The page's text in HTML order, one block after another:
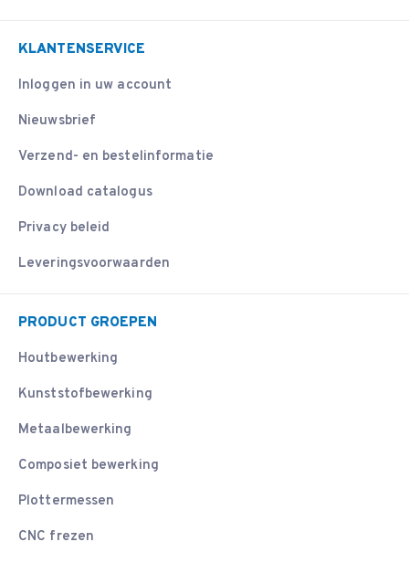
KLANTENSERVICE
Inloggen in uw account
Nieuwsbrief
Verzend- en bestelinformatie
Download catalogus
Privacy beleid
Leveringsvoorwaarden
PRODUCT GROEPEN
Houtbewerking
Kunststofbewerking
Metaalbewerking
Composiet bewerking
Plottermessen
CNC frezen